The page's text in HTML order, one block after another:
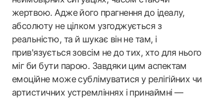
жертвою. Адже його прагнення до ідеалу,
абсолюту не цілком узгоджується з
реальністю, та й шукає він не там, і
прив'язується зовсім не до тих, хто для нього
міг би бути парою. Завдяки цим аспектам
емоційне може сублімуватися у релігійних чи
артистичних устремліннях і принаймні —